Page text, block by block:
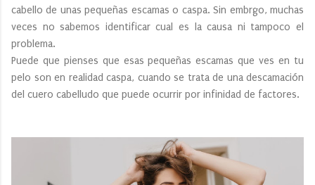
cabello de unas pequeñas escamas o caspa. Sin embrgo, muchas
veces no sabemos identificar cual es la causa ni tampoco el
problema.
Puede que pienses que esas pequeñas escamas que ves en tu
pelo son en realidad caspa, cuando se trata de una descamación
del cuero cabelludo que puede ocurrir por infinidad de factores.